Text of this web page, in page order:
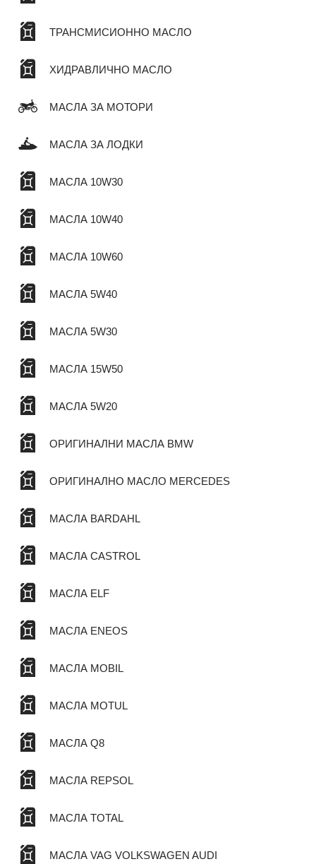
ТРАНСМИСИОННО МАСЛО
ХИДРАВЛИЧНО МАСЛО
МАСЛА ЗА МОТОРИ
МАСЛА ЗА ЛОДКИ
МАСЛА 10W30
МАСЛА 10W40
МАСЛА 10W60
МАСЛА 5W40
МАСЛА 5W30
МАСЛА 15W50
МАСЛА 5W20
ОРИГИНАЛНИ МАСЛА BMW
ОРИГИНАЛНО МАСЛО MERCEDES
МАСЛА BARDAHL
МАСЛА CASTROL
МАСЛА ELF
МАСЛА ENEOS
МАСЛА MOBIL
МАСЛА MOTUL
МАСЛА Q8
МАСЛА REPSOL
МАСЛА TOTAL
МАСЛА VAG VOLKSWAGEN AUDI